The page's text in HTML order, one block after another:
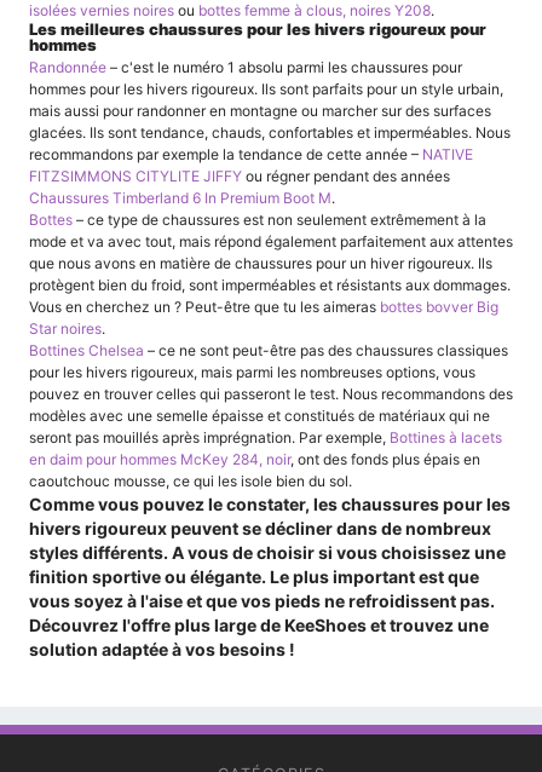
isolées vernies noires ou bottes femme à clous, noires Y208.
Les meilleures chaussures pour les hivers rigoureux pour
hommes
Randonnée – c'est le numéro 1 absolu parmi les chaussures pour
hommes pour les hivers rigoureux. Ils sont parfaits pour un style urbain,
mais aussi pour randonner en montagne ou marcher sur des surfaces
glacées. Ils sont tendance, chauds, confortables et imperméables. Nous
recommandons par exemple la tendance de cette année – NATIVE
FITZSIMMONS CITYLITE JIFFY ou régner pendant des années
Chaussures Timberland 6 In Premium Boot M.
Bottes – ce type de chaussures est non seulement extrêmement à la
mode et va avec tout, mais répond également parfaitement aux attentes
que nous avons en matière de chaussures pour un hiver rigoureux. Ils
protègent bien du froid, sont imperméables et résistants aux dommages.
Vous en cherchez un ? Peut-être que tu les aimeras bottes bovver Big
Star noires.
Bottines Chelsea – ce ne sont peut-être pas des chaussures classiques
pour les hivers rigoureux, mais parmi les nombreuses options, vous
pouvez en trouver celles qui passeront le test. Nous recommandons des
modèles avec une semelle épaisse et constitués de matériaux qui ne
seront pas mouillés après imprégnation. Par exemple, Bottines à lacets
en daim pour hommes McKey 284, noir, ont des fonds plus épais en
caoutchouc mousse, ce qui les isole bien du sol.
Comme vous pouvez le constater, les chaussures pour les
hivers rigoureux peuvent se décliner dans de nombreux
styles différents. A vous de choisir si vous choisissez une
finition sportive ou élégante. Le plus important est que
vous soyez à l'aise et que vos pieds ne refroidissent pas.
Découvrez l'offre plus large de KeeShoes et trouvez une
solution adaptée à vos besoins !